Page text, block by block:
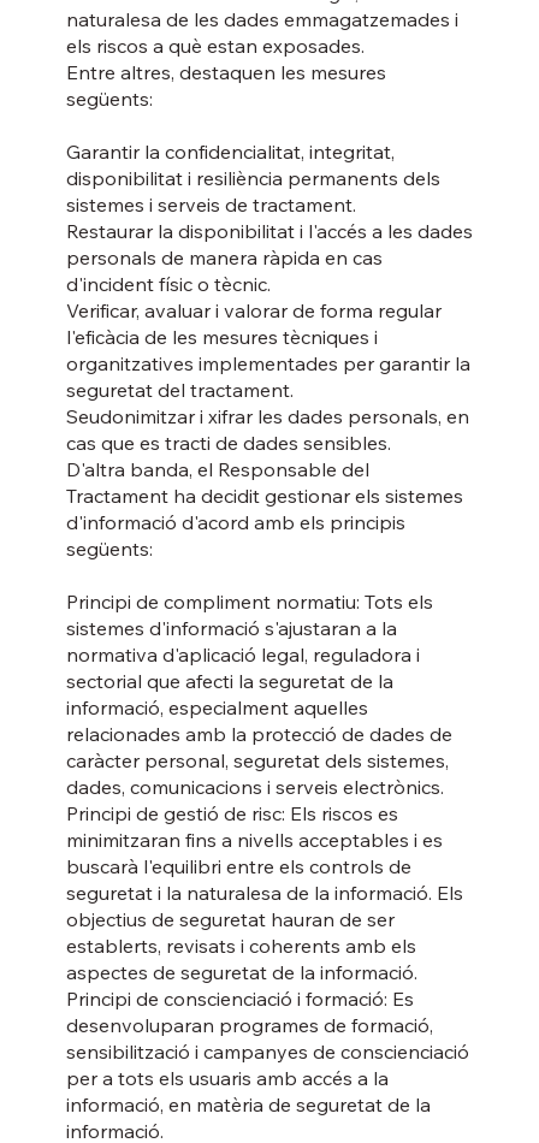
naturalesa de les dades emmagatzemades i
els riscos a què estan exposades.
Entre altres, destaquen les mesures
següents:
Garantir la confidencialitat, integritat,
disponibilitat i resiliència permanents dels
sistemes i serveis de tractament.
Restaurar la disponibilitat i l'accés a les dades
personals de manera ràpida en cas
d'incident físic o tècnic.
Verificar, avaluar i valorar de forma regular
l'eficàcia de les mesures tècniques i
organitzatives implementades per garantir la
seguretat del tractament.
Seudonimitzar i xifrar les dades personals, en
cas que es tracti de dades sensibles.
D'altra banda, el Responsable del
Tractament ha decidit gestionar els sistemes
d'informació d'acord amb els principis
següents:
Principi de compliment normatiu: Tots els
sistemes d'informació s'ajustaran a la
normativa d'aplicació legal, reguladora i
sectorial que afecti la seguretat de la
informació, especialment aquelles
relacionades amb la protecció de dades de
caràcter personal, seguretat dels sistemes,
dades, comunicacions i serveis electrònics.
Principi de gestió de risc: Els riscos es
minimitzaran fins a nivells acceptables i es
buscarà l'equilibri entre els controls de
seguretat i la naturalesa de la informació. Els
objectius de seguretat hauran de ser
establerts, revisats i coherents amb els
aspectes de seguretat de la informació.
Principi de conscienciació i formació: Es
desenvoluparan programes de formació,
sensibilització i campanyes de conscienciació
per a tots els usuaris amb accés a la
informació, en matèria de seguretat de la
informació.